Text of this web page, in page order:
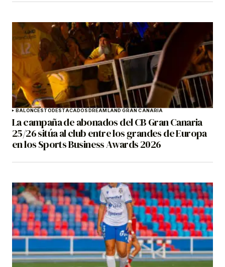
BALONCESTODESTACADOSDREAMLAND GRAN CANARIA
La campaña de abonados del CB Gran Canaria
25/26 sitúa al club entre los grandes de Europa
en los Sports Business Awards 2026